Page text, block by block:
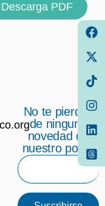
Descarga PDF
No te pierdas
de ninguna
novedad de
nuestro portal